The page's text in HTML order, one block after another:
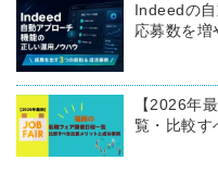
Indeedの
応募数を増
【2026年
覧・比較す